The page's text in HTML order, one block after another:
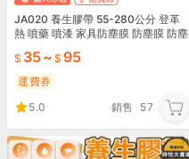
JA020 養生膠帶 55-280公分 登革
熱 噴藥 噴漆 家具防塵膜 防塵膜 防塵
35~ 95
運費券
5.0
銷售 57